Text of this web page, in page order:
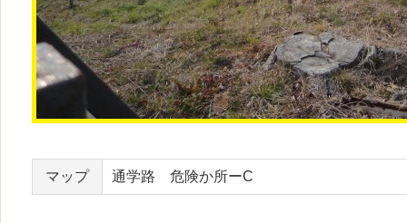
マップ 通学路 危険か所ーC